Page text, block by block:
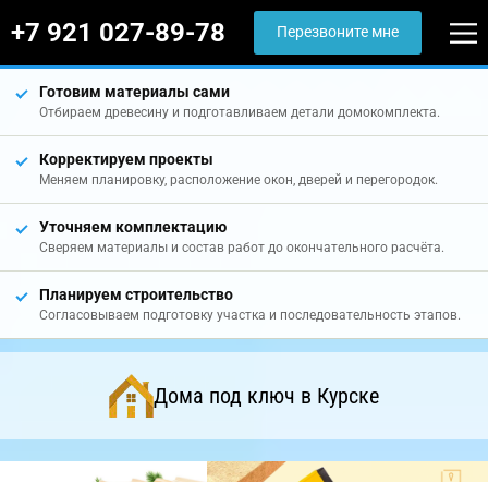
+7 921 027-89-78 Перезвоните мне
Готовим материалы сами
Отбираем древесину и подготавливаем детали домокомплекта.
Корректируем проекты
Меняем планировку, расположение окон, дверей и перегородок.
Уточняем комплектацию
Сверяем материалы и состав работ до окончательного расчёта.
Планируем строительство
Согласовываем подготовку участка и последовательность этапов.
Дома под ключ в Курске